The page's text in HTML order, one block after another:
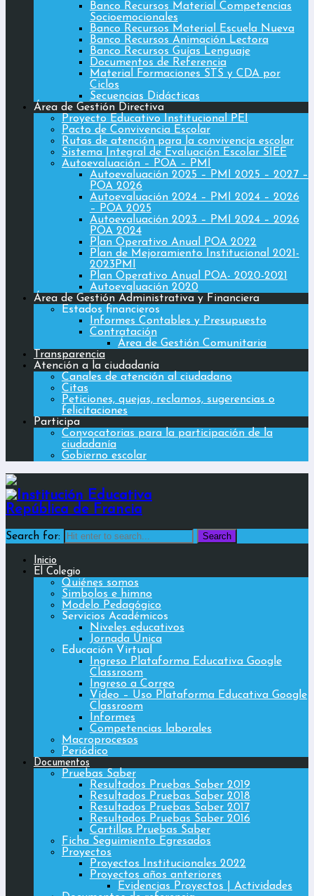
Banco Recursos Material Competencias
Socioemocionales
Banco Recursos Material Escuela Nueva
Banco Recursos Animación Lectora
Banco Recursos Guías Lenguaje
Documentos de Referencia
Material Formaciones STS y CDA por
Ciclos
Secuencias Didácticas
Área de Gestión Directiva
Proyecto Educativo Institucional PEI
Pacto de Convivencia Escolar
Rutas de atención para la convivencia escolar
Sistema Integral de Evaluación Escolar SIEE
Autoevaluación – POA – PMI
Autoevaluación 2025 – PMI 2025 – 2027 –
POA 2026
Autoevaluación 2024 – PMI 2024 – 2026
– POA 2025
Autoevaluación 2023 – PMI 2024 – 2026
POA 2024
Plan Operativo Anual POA 2022
Plan de Mejoramiento Institucional 2021-
2023PMI
Plan Operativo Anual POA- 2020-2021
Autoevaluación 2020
Área de Gestión Administrativa y Financiera
Estados financieros
Informes Contables y Presupuesto
Contratación
Área de Gestión Comunitaria
Transparencia
Atención a la ciudadanía
Canales de atención al ciudadano
Citas
Peticiones, quejas, reclamos, sugerencias o
felicitaciones
Participa
Convocatorias para la participación de la
ciudadanía
Gobierno escolar
Search for:
Inicio
El Colegio
Quiénes somos
Simbolos e himno
Modelo Pedagógico
Servicios Académicos
Niveles educativos
Jornada Única
Educación Virtual
Ingreso Plataforma Educativa Google
Classroom
Ingreso a Correo
Vídeo – Uso Plataforma Educativa Google
Classroom
Informes
Competencias laborales
Macroprocesos
Periódico
Documentos
Pruebas Saber
Resultados Pruebas Saber 2019
Resultados Pruebas Saber 2018
Resultados Pruebas Saber 2017
Resultados Pruebas Saber 2016
Cartillas Pruebas Saber
Ficha Seguimiento Egresados
Proyectos
Proyectos Institucionales 2022
Proyectos años anteriores
Evidencias Proyectos | Actividades